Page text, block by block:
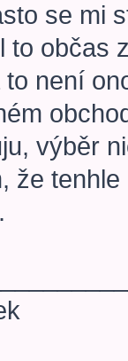
se mi
to občas
není
výběr
že